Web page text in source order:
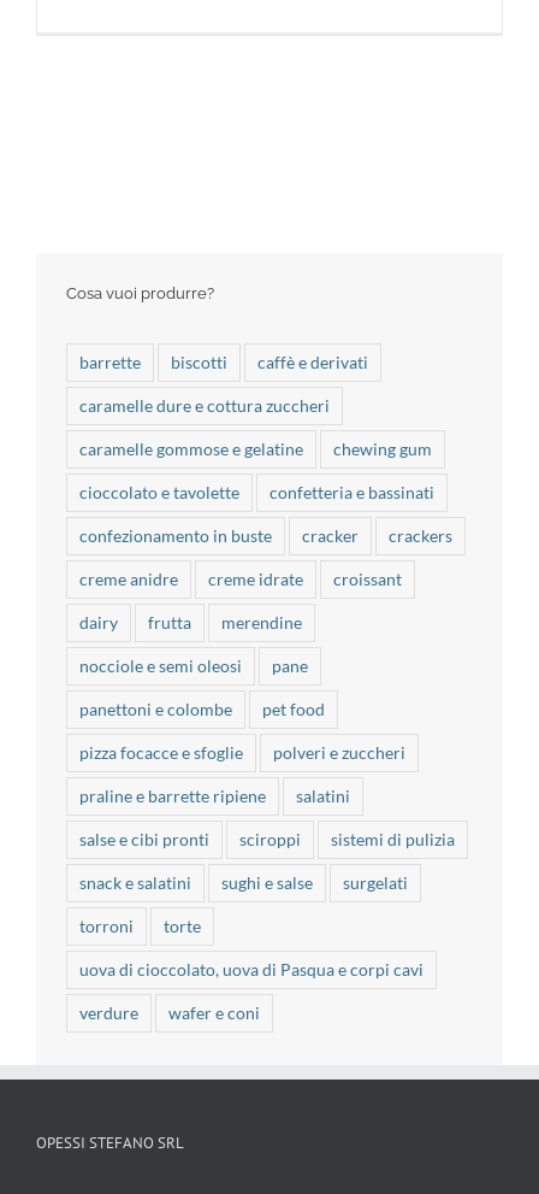
Cosa vuoi produrre?
barrette biscotti caffè e derivati
caramelle dure e cottura zuccheri
caramelle gommose e gelatine chewing gum
cioccolato e tavolette confetteria e bassinati
confezionamento in buste cracker crackers
creme anidre creme idrate croissant
dairy frutta merendine
nocciole e semi oleosi pane
panettoni e colombe pet food
pizza focacce e sfoglie polveri e zuccheri
praline e barrette ripiene salatini
salse e cibi pronti sciroppi sistemi di pulizia
snack e salatini sughi e salse surgelati
torroni torte
uova di cioccolato, uova di Pasqua e corpi cavi
verdure wafer e coni
OPESSI STEFANO SRL